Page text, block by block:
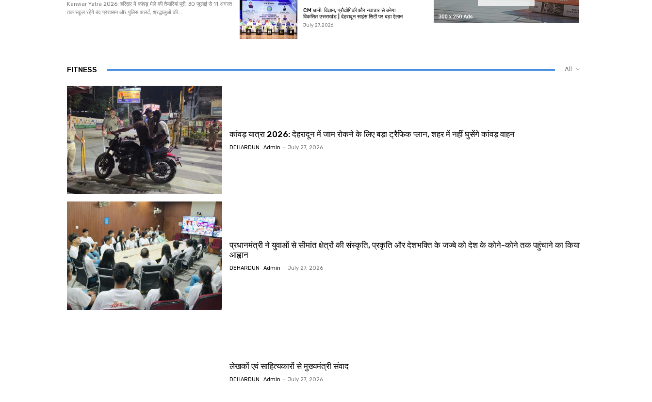
Kanwar Yatra 2026: हरिद्वार में कांवड़ मेले की तैयारियां पूरी, 30 जुलाई से 11 अगस्त
तक स्कूल रहेंगे बंद प्रशासन और पुलिस अलर्ट, श्रद्धालुओं की...
CM धामी: विज्ञान, प्रौद्योगिकी और नवाचार से बनेगा
विकसित उत्तराखंड | देहरादून साइंस सिटी पर बड़ा ऐलान
July 27, 2026
FITNESS All
कांवड़ यात्रा 2026: देहरादून में जाम रोकने के लिए बड़ा ट्रैफिक प्लान, शहर में नहीं घुसेंगे कांवड़ वाहन
DEHARDUN Admin - July 27, 2026
प्रधानमंत्री ने युवाओं से सीमांत क्षेत्रों की संस्कृति, प्रकृति और देशभक्ति के जज्बे को देश के कोने-कोने तक पहुंचाने का किया
आह्वान
DEHARDUN Admin - July 27, 2026
लेखकों एवं साहित्यकारों से मुख्यमंत्री संवाद
DEHARDUN Admin - July 27, 2026